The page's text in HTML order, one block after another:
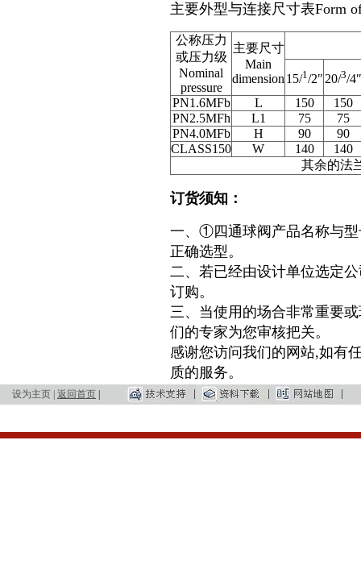
主要外型与连接尺寸表Form
公称压力
或压力级
Nominal
pressure
主要尺寸
Main
dimension 15/1/2″ 20/3/4″
PN1.6MFb
L 150
150
PN2.5MFh
L1 75
75
PN4.0MFb
H 90
90
CLASS150
W 140
140
其余的法
订货须知：
一、①四通球阀 产品名称与
正确选型。
二、若已经由设计单位选定
订购。
三、当使用的场合非常重要
们的专家为您审核把关。
感谢您访问我们的网站,如有
质的服务。
设为主页 返回首页